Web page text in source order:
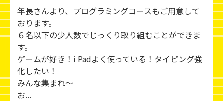
年長さんより、プログラミングコースもご用意して
おります。
６名以下の少人数でじっくり取り組むことができま
す。
ゲームが好き！i Padよく使っている！タイピング強
化したい！
みんな集まれ～
お...